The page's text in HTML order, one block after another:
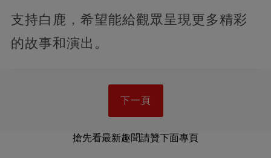
支持白鹿，希望能給觀眾呈現更多精彩
的故事和演出。
下一頁
搶先看最新趣聞請贊下面專頁